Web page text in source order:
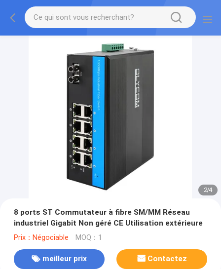
2/4
8 ports ST Commutateur à fibre SM/MM Réseau
industriel Gigabit Non géré CE Utilisation extérieure
Prix：Négociable MOQ：1
meilleur prix Contactez